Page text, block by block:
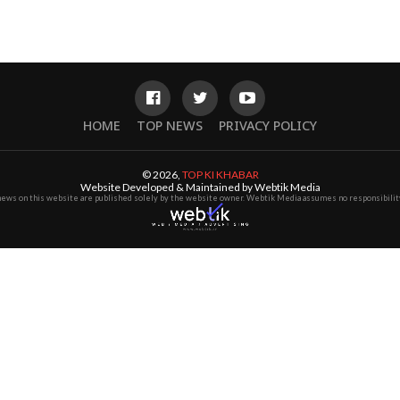
HOME TOP NEWS PRIVACY POLICY
© 2026, TOP KI KHABAR
Website Developed & Maintained by Webtik Media
on this website are published solely by the website owner. Webtik Media assumes no